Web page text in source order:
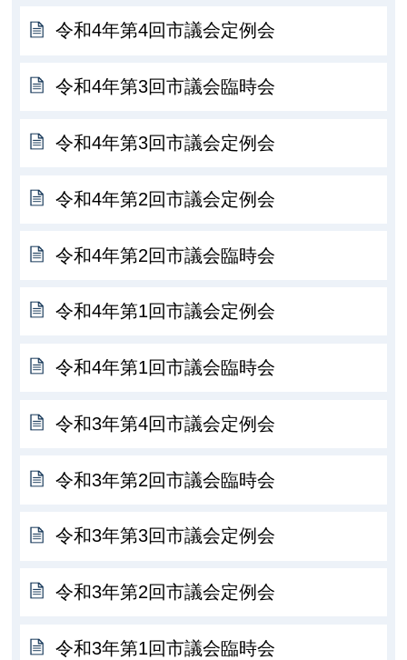
令和4年第4回市議会定例会
令和4年第3回市議会臨時会
令和4年第3回市議会定例会
令和4年第2回市議会定例会
令和4年第2回市議会臨時会
令和4年第1回市議会定例会
令和4年第1回市議会臨時会
令和3年第4回市議会定例会
令和3年第2回市議会臨時会
令和3年第3回市議会定例会
令和3年第2回市議会定例会
令和3年第1回市議会臨時会